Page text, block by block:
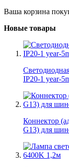
Ваша корзина
Новые товары
IP20-1 year-
Коннектор
G13) для